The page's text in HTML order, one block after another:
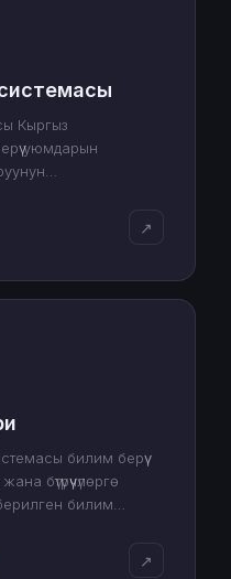
Кыргыз
уюмдарын
↗
билим берүү
бүтүрүүчүлөргө
билим
мүмкүндүк берет.
↗